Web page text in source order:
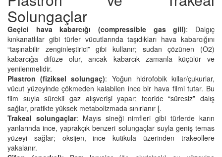
Solungaçlar
Geçici hava kabarcığı (compressible gas gill): Dalgıç
kınkanatlılar gibi türler vücutlarında taşıdıkları hava kabarcığını
“taşınabilir zenginleştirici” gibi kullanır; sudan çözünen (O2)
kabarcığa difüze olur, ancak kabarcık zamanla küçülür ve
yenilenmelidir.
Plastron (fiziksel solungaç): Yoğun hidrofobik kıllar/çukurlar,
vücut yüzeyinde çökmeden kalabilen ince bir hava filmi tutar. Bu
film suyla sürekli gaz alışverişi yapar; teoride “süresiz” dalış
sağlar, pratikte yüksek metabolizmada sınırlanır [.
Trakeal solungaçlar: Mayıs sineği nimfleri gibi türlerde karın
yanlarında ince, yaprakçık benzeri solungaçlar suyla geniş temas
yüzeyi sağlar; oksijen, ince kutikula üzerinden trakeollere
yakalanır.